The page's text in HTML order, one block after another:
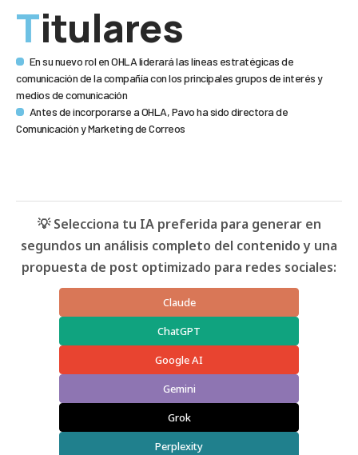
Titulares
En su nuevo rol en OHLA liderará las líneas estratégicas de
comunicación de la compañía con los principales grupos de interés y
medios de comunicación
Antes de incorporarse a OHLA, Pavo ha sido directora de
Comunicación y Marketing de Correos
💡 Selecciona tu IA preferida para generar en
segundos un análisis completo del contenido y una
propuesta de post optimizado para redes sociales:
Claude
ChatGPT
Google AI
Gemini
Grok
Perplexity